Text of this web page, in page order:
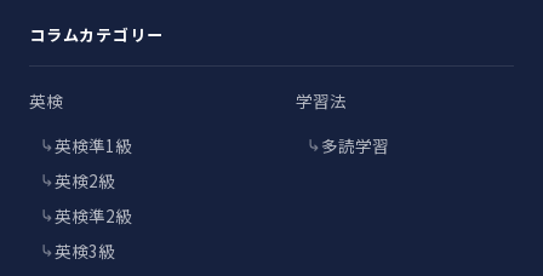
コラムカテゴリー
英検
英検準1級
英検2級
英検準2級
英検3級
学習法
多読学習